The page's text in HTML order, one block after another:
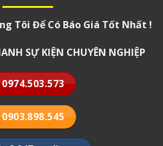
Tôi Để Có Báo Giá Tốt Nhất !
SỰ KIỆN CHUYÊN NGHIỆP
0974.503.573
0903.898.545